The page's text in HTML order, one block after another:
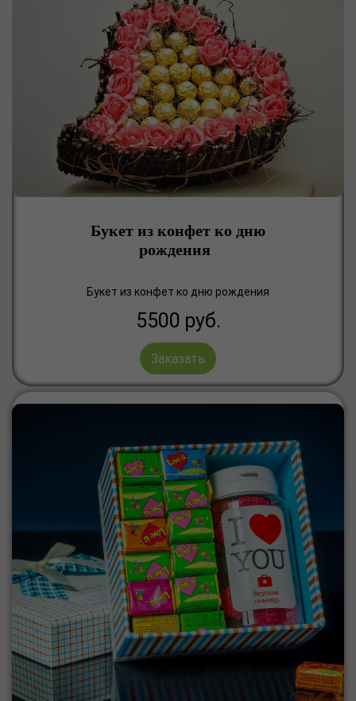
Букет из конфет ко дню
рождения
Букет из конфет ко дню рождения
5500 руб.
Заказать